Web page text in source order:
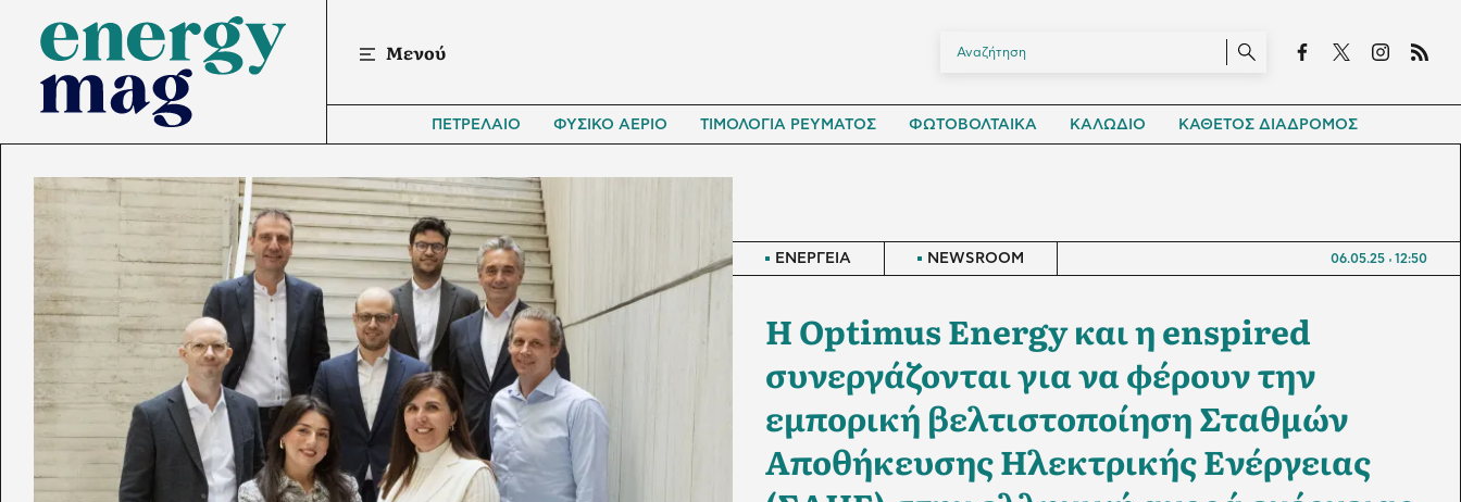
Μενού
ΠΕΤΡΕΛΑΙΟ ΦΥΣΙΚΟ ΑΕΡΙΟ ΤΙΜΟΛΟΓΙΑ ΡΕΥΜΑΤΟΣ ΦΩΤΟΒΟΛΤΑΙΚΑ ΚΑΛΩΔΙΟ ΚΑΘΕΤΟΣ ΔΙΑΔΡΟΜΟΣ
ΕΝΕΡΓΕΙΑ NEWSROOM 06.05.25 12:50
Η Optimus Energy και η enspired
συνεργάζονται για να φέρουν την
εμπορική βελτιστοποίηση Σταθμών
Αποθήκευσης Ηλεκτρικής Ενέργειας